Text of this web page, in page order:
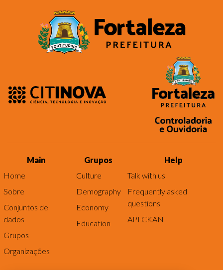
Main
Home
Sobre
Conjuntos de
dados
Grupos
Organizações
Grupos
Culture
Demography
Economy
Education
Help
Talk with us
Frequently asked
questions
API CKAN